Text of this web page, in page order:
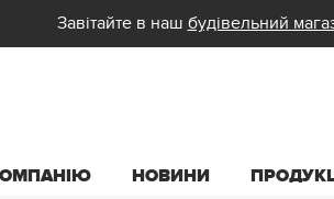
Завітайте в наш будівельний
НОВИНИ